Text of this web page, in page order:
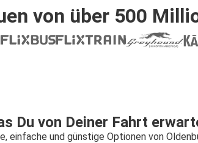
von über 500
Du von Deiner Fahrt
einfache und günstige Optionen von